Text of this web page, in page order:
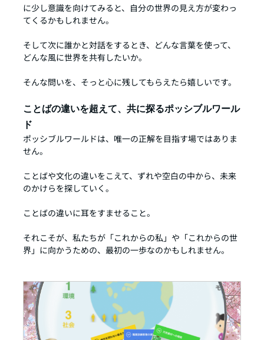
に少し意識を向けてみると、自分の世界の見え方が変わっ
てくるかもしれません。
そして次に誰かと対話をするとき、どんな言葉を使って、
どんな風に世界を共有したいか。
そんな問いを、そっと心に残してもらえたら嬉しいです。
ことばの違いを超えて、共に探るポッシブルワール
ド
ポッシブルワールドは、唯一の正解を目指す場ではありま
せん。
ことばや文化の違いをこえて、ずれや空白の中から、未来
のかけらを探していく。
ことばの違いに耳をすませること。
それこそが、私たちが「これからの私」や「これからの世
界」に向かうための、最初の一歩なのかもしれません。